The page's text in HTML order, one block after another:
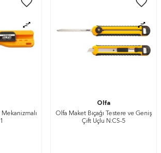
Mekanizmalı
Olfa
Olfa Maket Bıçağı Testere ve Geniş
Çift Uçlu N:CS-5